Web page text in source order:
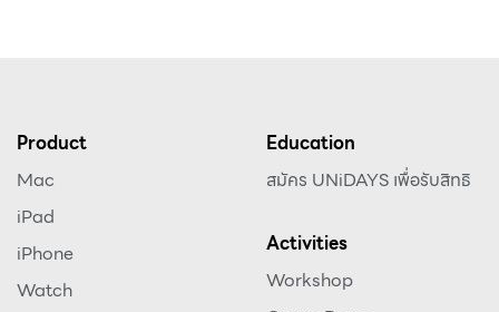
Product
Mac
iPad
iPhone
Watch
Education
สมัคร UNiDAYS เพื่อรับสิทธิ
Activities
Workshop